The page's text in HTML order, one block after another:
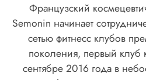
Французский
Semonin начинает
сетью фитнесс клубов
поколения, первый клуб
сентябре 2016 года в